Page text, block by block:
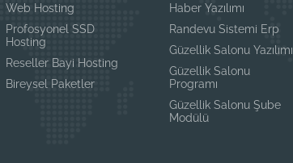
Web Hosting
Profosyonel SSD
Hosting
Reseller Bayi Hosting
Bireysel Paketler
Haber Yazılımı
Randevu Sistemi Erp
Güzellik Salonu Yazılımı
Güzellik Salonu
Programı
Güzellik Salonu Şube
Modülü